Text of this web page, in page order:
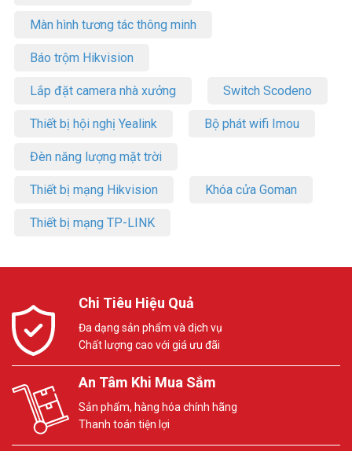
Màn hình tương tác thông minh
Báo trộm Hikvision
Lắp đặt camera nhà xưởng Switch Scodeno
Thiết bị hội nghị Yealink Bộ phát wifi Imou
Đèn năng lượng mặt trời
Thiết bị mạng Hikvision Khóa cửa Goman
Thiết bị mạng TP-LINK
Chi Tiêu Hiệu Quả
Đa dạng sản phẩm và dịch vụ
Chất lượng cao với giá ưu đãi
An Tâm Khi Mua Sắm
Sản phẩm, hàng hóa chính hãng
Thanh toán tiện lợi